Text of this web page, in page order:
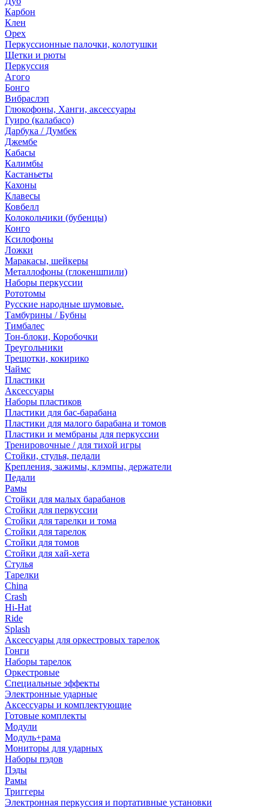
Карбон
Клен
Орех
Перкуссионные палочки, колотушки
Щетки и рюты
Перкуссия
Агого
Бонго
Вибраслэп
Глюкофоны, Ханги, аксессуары
Гуиро (калабасо)
Дарбука / Думбек
Джембе
Кабасы
Калимбы
Кастаньеты
Кахоны
Клавесы
Ковбелл
Колокольчики (бубенцы)
Конго
Ксилофоны
Ложки
Маракасы, шейкеры
Металлофоны (глокеншпили)
Наборы перкуссии
Рототомы
Русские народные шумовые.
Тамбурины / Бубны
Тимбалес
Тон-блоки, Коробочки
Треугольники
Трещотки, кокирико
Чаймс
Пластики
Аксессуары
Наборы пластиков
Пластики для бас-барабана
Пластики для малого барабана и томов
Пластики и мембраны для перкуссии
Тренировочные / для тихой игры
Стойки, стулья, педали
Крепления, зажимы, клэмпы, держатели
Педали
Рамы
Стойки для малых барабанов
Стойки для перкуссии
Стойки для тарелки и тома
Стойки для тарелок
Стойки для томов
Стойки для хай-хета
Стулья
Тарелки
China
Crash
Hi-Hat
Ride
Splash
Аксессуары для оркестровых тарелок
Гонги
Наборы тарелок
Оркестровые
Специальные эффекты
Электронные ударные
Аксессуары и комплектующие
Готовые комплекты
Модули
Модуль+рама
Мониторы для ударных
Наборы пэдов
Пэды
Рамы
Триггеры
Электронная перкуссия и портативные установки